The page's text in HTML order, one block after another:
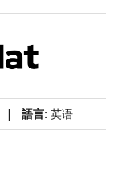
| 語言: 英语